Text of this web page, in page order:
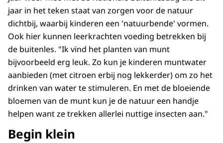
jaar in het teken staat van zorgen voor de natuur
dichtbij, waarbij kinderen een 'natuurbende' vormen.
Ook hier kunnen leerkrachten voeding betrekken bij
de buitenles. "Ik vind het planten van munt
bijvoorbeeld erg leuk. Zo kun je kinderen muntwater
aanbieden (met citroen erbij nog lekkerder) om zo het
drinken van water te stimuleren. En met de bloeiende
bloemen van de munt kun je de natuur een handje
helpen want ze trekken allerlei nuttige insecten aan."
Begin klein